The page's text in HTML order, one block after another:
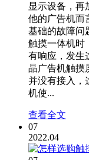
显示设备，再
他的广告机而
基础的故障问
触摸一体机时
有响应，发生
晶广告机触摸
并没有接入，
机使...
查看全文
07
2022.04